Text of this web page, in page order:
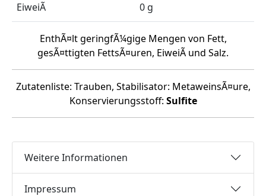
EiweiÃ
0 g
EnthÃ¤lt geringfÃ¼gige Mengen von Fett,
gesÃ¤ttigten FettsÃ¤uren, EiweiÃ und Salz.
Zutatenliste: Trauben, Stabilisator: MetaweinsÃ¤ure,
Konservierungsstoff: Sulfite
Weitere Informationen
Impressum